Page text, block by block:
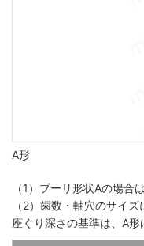
A形
（1）プーリ形状Aの場
（2）歯数・軸穴のサイ
座ぐり深さの基準は、A